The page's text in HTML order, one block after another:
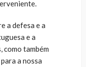
a defesa e a
e a
como também
a nossa